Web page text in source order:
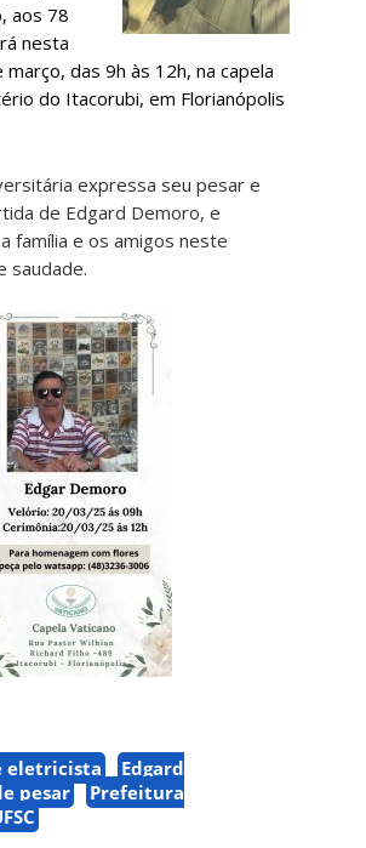
aos 78
nesta
das 9h às 12h, na capela
do Itacorubi, em Florianópolis
expressa seu pesar e
de Edgard Demoro, e
família e os amigos neste
saudade.
eletricista
Edgard
pesar
Prefeitura